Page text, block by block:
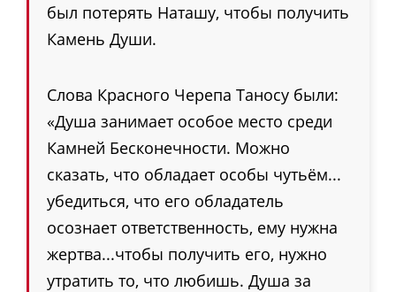
был потерять Наташу, чтобы получить
Камень Души.
Слова Красного Черепа Таносу были:
«Душа занимает особое место среди
Камней Бесконечности. Можно
сказать, что обладает особы чутьём...
убедиться, что его обладатель
осознает ответственность, ему нужна
жертва...чтобы получить его, нужно
утратить то, что любишь. Душа за